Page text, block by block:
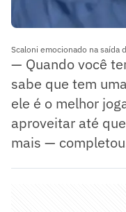
Scaloni emocionado na saída
— Quando você
sabe que tem
ele é o melhor
aproveitar até
mais —